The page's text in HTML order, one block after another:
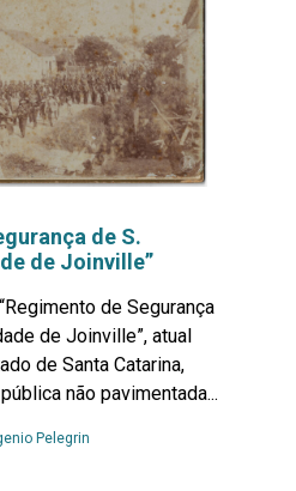
de S.
de Joinville”
de Segurança
de Joinville”, atual
de Santa Catarina,
não pavimentada...
PelegrinLeia